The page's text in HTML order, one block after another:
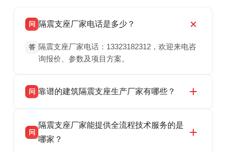
问 隔震支座厂家电话是多少？
答 隔震支座厂家电话：13323182312，欢迎来电咨
询报价、参数及项目方案。
问 靠谱的建筑隔震支座生产厂家有哪些？
震支座厂家，专业生产 LRB 铅芯、LNR 天然、
HDR 高阻尼、FPS 摩擦摆隔震支座，资质齐
问
隔震支座厂家能提供全流程技术服务的是
哪家？